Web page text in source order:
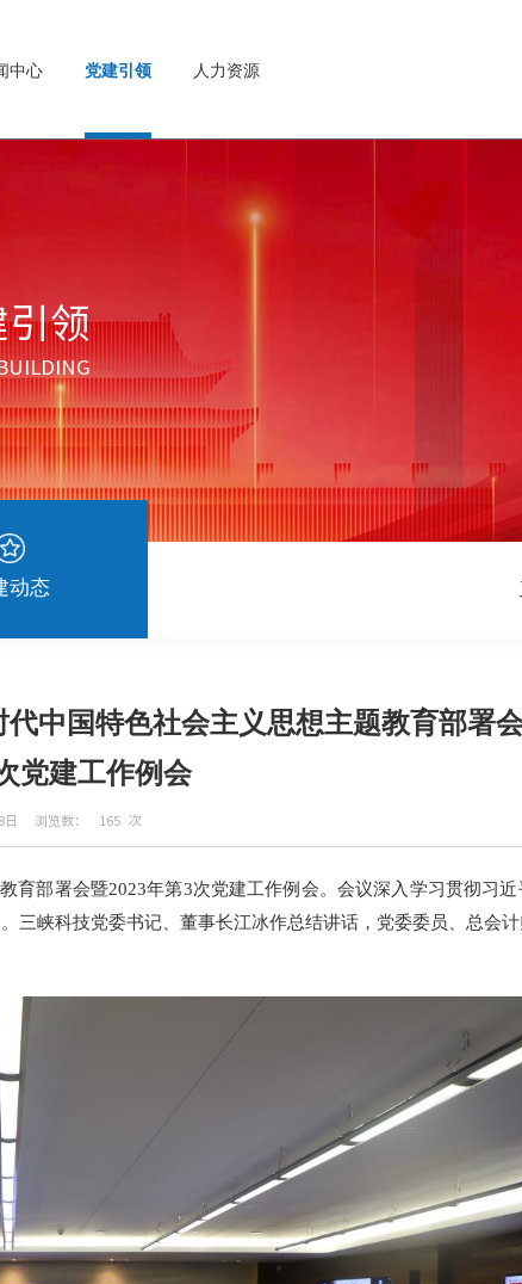
中心 党建引领 人力资源
引领
动态
中国特色社会主义思想主题教育部署
党建工作例会
日 浏览数： 165 次
部署会暨2023年第3次党建工作例会。会议深入学习贯彻习
峡科技党委书记、董事长江冰作总结讲话，党委委员、总会